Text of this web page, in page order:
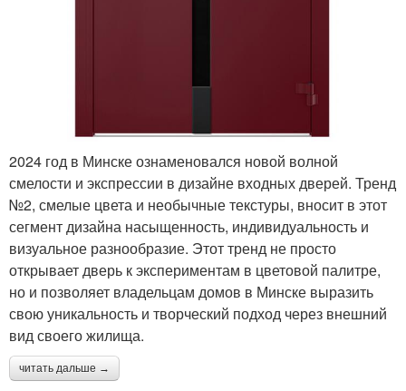
2024 год в Минске ознаменовался новой волной
смелости и экспрессии в дизайне входных дверей. Тренд
№2, смелые цвета и необычные текстуры, вносит в этот
сегмент дизайна насыщенность, индивидуальность и
визуальное разнообразие. Этот тренд не просто
открывает дверь к экспериментам в цветовой палитре,
но и позволяет владельцам домов в Минске выразить
свою уникальность и творческий подход через внешний
вид своего жилища.
читать дальше →